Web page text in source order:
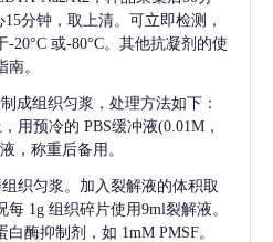
分钟，取上清。可立即检测，
20°C 或-80°C。其他抗凝剂的使
。
成组织匀浆，处理方法如下：
用预冷的 PBS缓冲液(0.01M，
，称重后备用。
织匀浆。加入裂解液的体积取
每 1g 组织碎片使用9ml裂解液。
酶抑制剂，如 1mM PMSF。